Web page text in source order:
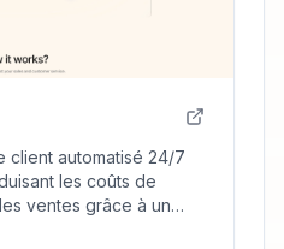
client automatisé 24/7
les coûts de
ventes grâce à un